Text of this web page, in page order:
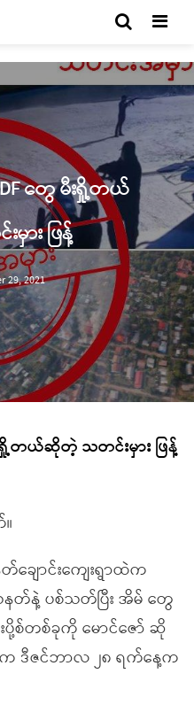
တွေ မီးရှို့တယ်
ား ဖြန့်
29, 2021
ရှို့တယ်ဆိုတဲ့ သတင်းမှား ဖြန့်
ျောင်းကျေးရွာထဲက
တ်နဲ့ ပစ်သတ်ပြီး အိမ် တွေ
တစ်ခုကို မောင်ဇော် ဆို
က ဒီဇင်ဘာလ ၂၈ ရက်နေ့က